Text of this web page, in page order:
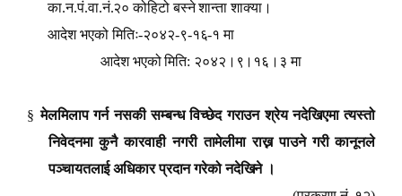
का.न.पं.वा.नं.२० कोहिटो बस्ने शान्ता शाक्या।
आदेश भएको मितिः-२०४२-९-१६-१ मा
आदेश भएको मिति: २०४२।९।१६।३ मा
§ मेलमिलाप गर्न नसकी सम्बन्ध विच्छेद गराउन श्रेय नदेखिएमा त्यस्तो
निवेदनमा कुनै कारवाही नगरी तामेलीमा राख्न पाउने गरी कानूनले
पञ्चायतलाई अधिकार प्रदान गरेको नदेखिने ।